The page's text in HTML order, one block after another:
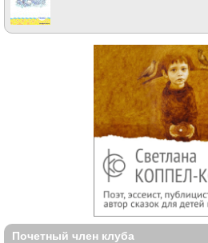
Почетный член клуба